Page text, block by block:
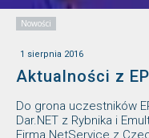
Nowości
1 sierpnia 2016
Aktualności z
Do grona uczestników
Dar.NET z Rybnika i
Firma NetService z